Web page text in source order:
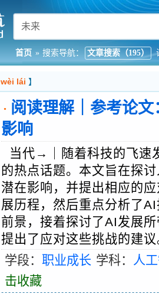
首页 » 搜索导航： 文章搜索（195）
wèi lái 】
· 阅读理解｜参考论
影响
当代→｜随着科技的飞速
的热点话题。本文旨在探
潜在影响，并提出相应的
展历程，然后重点分析了
前景，接着探讨了AI发展
提出了应对这些挑战的建
学段： 职业成长 学科：
人
击收藏